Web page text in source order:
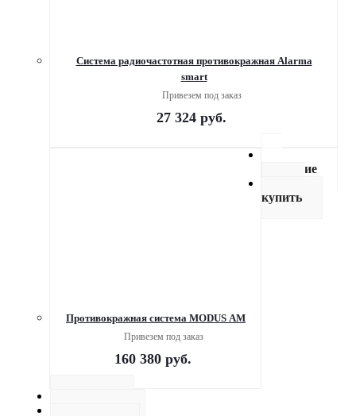
Система радиочастотная противокражная Alarma
smart
Привезем под заказ
27 324руб.
Противокражная система MODUS AM
Привезем под заказ
160 380 руб.
Описание
купить